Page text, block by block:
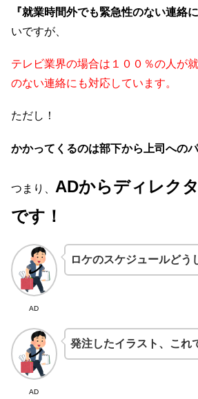
『就業時間外でも緊急性のない連絡
いですが、
テレビ業界の場合は１００％の人が
のない連絡にも対応しています。
ただし！
かかってくるのは部下から上司への
つまり、 ADからディレク
です！
AD
ロケのスケジュールどう
AD
発注したイラスト、これ